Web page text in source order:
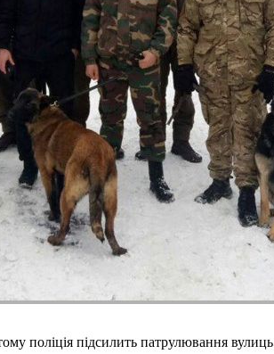
поліція підсилить патрулювання вулиць